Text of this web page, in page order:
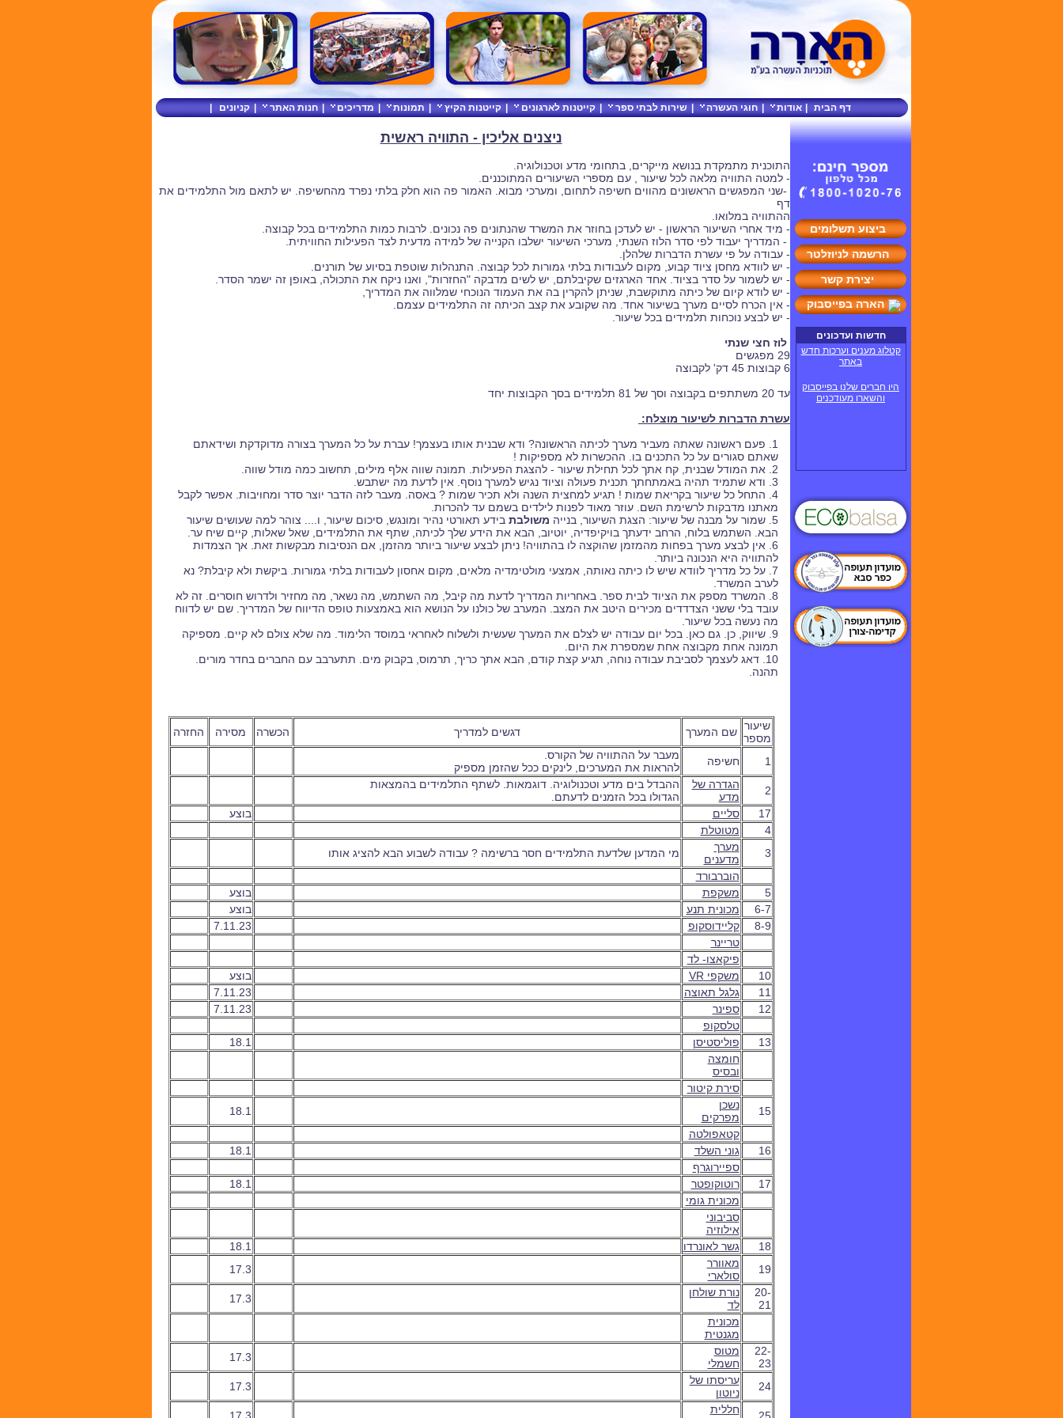
דף הבית אודות חוגי העשרה שירות לבתי ספר קייטנות לארגונים קייטנות הקיץ תמונות מדריכים חנות האתר קניונים
ביצוע תשלומים
הרשמה לניוזלטר
יצירת קשר
הארה בפייסבוק
חדשות ועדכונים
קטלוג מענים וערכות חדש
באתר
היו חברים שלנו בפייסבוק
והשארו מעודכנים
ניצנים אליכין - התוויה ראשית
התוכנית מתמקדת בנושא מייקרים, בתחומי מדע וטכנולוגיה.
- למטה התוויה מלאה לכל שיעור , עם מספרי השיעורים המתוכננים.
-שני המפגשים הראשונים מהווים חשיפה לתחום, ומערכי מבוא. האמור פה הוא חלק בלתי נפרד מהחשיפה. יש לתאם מול התלמידים את
דף
ההתוויה במלואו.
- מיד אחרי השיעור הראשון - יש לעדכן בחוזר את המשרד שהנתונים פה נכונים. לרבות כמות התלמידים בכל קבוצה.
- המדריך יעבוד לפי סדר הלוז השנתי, מערכי השיעור ישלבו הקנייה של למידה מדעית לצד הפעילות החוויתית.
- עבודה על פי עשרת הדברות שלהלן.
- יש לוודא מחסן ציוד קבוע, מקום לעבודות בלתי גמורות לכל קבוצה. התנהלות שוטפת בסיוע של תורנים.
- יש לשמור על סדר בציוד. אחד הארגזים שקיבלתם, יש לשים מדבקה "החזרות", ואנו ניקח את התכולה, באופן זה ישמר הסדר.
- יש לודא קיום של כיתה מתוקשבת, שניתן להקרין בה את העמוד הנוכחי שמלווה את המדריך,
- אין הכרח לסיים מערך בשיעור אחד. מה שקובע את קצב הכיתה זה התלמידים עצמם.
- יש לבצע נוכחות תלמידים בכל שיעור.
לוז חצי שנתי
29 מפגשים
6 קבוצות 45 דק' לקבוצה
עד 20 משתתפים בקבוצה וסך של 81 תלמידים בסך הקבוצות יחד
עשרת הדברות לשיעור מוצלח:
1. פעם ראשונה שאתה מעביר מערך לכיתה הראשונה? ודא שבנית אותו בעצמך! עברת על כל המערך בצורה מדוקדקת ושידאתם
שאתם סגורים על כל התכנים בו. ההכשרות לא מספיקות !
2. את המודל שבנית, קח אתך לכל תחילת שיעור - להצגת הפעילות. תמונה שווה אלף מילים, תחשוב כמה מודל שווה.
3. ודא שתמיד תהיה באמתחתך תכנית פעולה וציוד נגיש למערך נוסף. אין לדעת מה ישתבש.
4. התחל כל שיעור בקריאת שמות ! תגיע למחצית השנה ולא תכיר שמות ? באסה. מעבר לזה הדבר יוצר סדר ומחויבות. אפשר לקבל
מאתנו מדבקות לרשימת השם. עוזר מאוד לפנות לילדים בשמם עד להכרות.
5. שמור על מבנה של שיעור: הצגת השיעור, בנייה
משולבת בידע תאורטי נהיר ומונגש, סיכום שיעור, ו.... צוהר למה שעושים שיעור
הבא. השתמש בלוח, הרחב ידעתך בויקיפדיה, יוטיוב, הבא את הידע שלך לכיתה, שתף את התלמידים, שאל שאלות, קיים שיח ער.
6. אין לבצע מערך בפחות מהמזמן שהוקצה לו בהתוויה! ניתן לבצע שיעור ביותר מהזמן, אם הנסיבות מבקשות זאת. אך הצמדות
להתוויה היא הנכונה ביותר.
7. על כל מדריך לוודא שיש לו כיתה נאותה, אמצעי מולטימדיה מלאים, מקום אחסון לעבודות בלתי גמורות. ביקשת ולא קיבלת? נא
לערב המשרד.
8. המשרד מספק את הציוד לבית ספר. באחריות המדריך לדעת מה קיבל, מה השתמש, מה נשאר, מה מחזיר ולדרוש חוסרים. זה לא
עובד בלי ששני הצדדדים מכירים היטב את המצב. המערב של כולנו על הנושא הוא באמצעות טופס הדיווח של המדריך. שם יש לדווח
מה נעשה בכל שיעור.
9. שיווק, כן. גם כאן. בכל יום עבודה יש לצלם את המערך שעשית ולשלוח לאחראי במוסד הלימוד. מה שלא צולם לא קיים. מספיקה
תמונה אחת מקבוצה אחת שמספרת את היום.
10. דאג לעצמך לסביבת עבודה נוחה, תגיע קצת קודם, הבא אתך כריך, תרמוס, בקבוק מים. תתערבב עם החברים בחדר מורים.
תהנה.
שיעור
מספר שם המערך דגשים למדריך הכשרה מסירה החזרה
1 חשיפה
מעבר על ההתוויה של הקורס.
להראות את המערכים, לינקים ככל שהזמן מספיק
2
הגדרה של
מדע
ההבדל בים מדע וטכנולוגיה. דוגמאות. לשתף התלמידים בהמצאות
הגדולו בכל הזמנים לדעתם.
17
סליים
בוצע
4
מטוטלת
3
מערך
מדענים
מי המדען שלדעת התלמידים חסר ברשימה ? עבודה לשבוע הבא להציג אותו
הוברבורד
5
משקפת
בוצע
6-7
מכונית תנע
בוצע
8-9
קליידוסקופ
7.11.23
טריינר
פיקאצו- לד
10
משקפי VR
בוצע
11
גלגל תאוצה
7.11.23
12
ספינר
7.11.23
טלסקופ
13
פוליסטיסן
18.1
חומצה
ובסיס
סירת קיטור
15
נשכן
מפרקים
18.1
קטאפולטה
16
גוני השלד
18.1
ספיירוגרף
17
רוטוקופטר
18.1
מכונית גומי
סביבוני
אילוזיה
18
גשר לאונרדו
18.1
19
מאוורר
סולארי
17.3
20-
21
נורת שולחן
לד
17.3
מכונית
מגנטית
22-
23
מטוס
חשמלי
17.3
24
עריסתו של
ניוטון
17.3
חללית